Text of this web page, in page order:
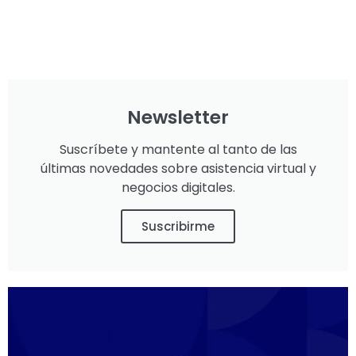
Newsletter
Suscríbete y mantente al tanto de las
últimas novedades sobre asistencia virtual y
negocios digitales.
Suscribirme